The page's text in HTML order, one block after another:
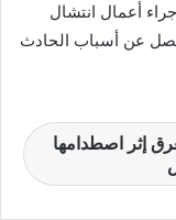
أعمال انتشال
عن أسباب الحادث
تغرق إثر اصطدامها